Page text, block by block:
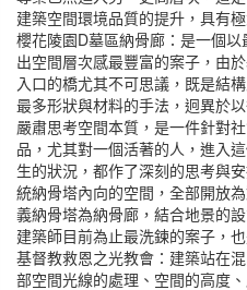
建築空間環境品質的提升，具有
櫻花陵園D墓區納骨廊：是一個
出空間層次感最豐富的案子，由
入口的橋尤其不可思議，既是結
最多形狀與材料的手法，迥異於
嚴肅思考空間本質，是一件針對
品，尤其對一個活著的人，進入
生的狀況，都作了深刻的思考與
統納骨塔內向的空間，全部開放
義納骨塔為納骨廊，結合地景的
建築師目前為止最洗鍊的案子，
基督教救恩之光教會：建築站在
部空間光線的處理、空間的高度